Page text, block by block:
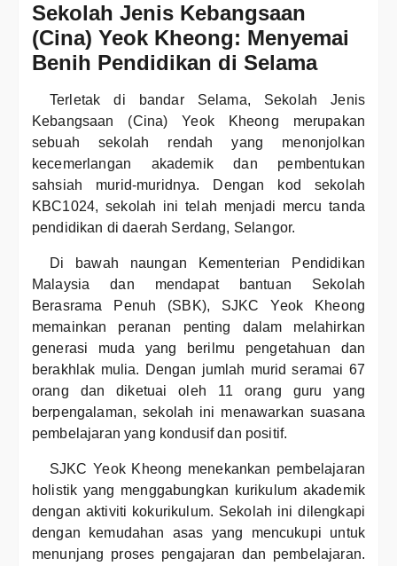
Sekolah Jenis Kebangsaan
(Cina) Yeok Kheong: Menyemai
Benih Pendidikan di Selama
Terletak di bandar Selama, Sekolah Jenis
Kebangsaan (Cina) Yeok Kheong merupakan
sebuah sekolah rendah yang menonjolkan
kecemerlangan akademik dan pembentukan
sahsiah murid-muridnya. Dengan kod sekolah
KBC1024, sekolah ini telah menjadi mercu tanda
pendidikan di daerah Serdang, Selangor.
Di bawah naungan Kementerian Pendidikan
Malaysia dan mendapat bantuan Sekolah
Berasrama Penuh (SBK), SJKC Yeok Kheong
memainkan peranan penting dalam melahirkan
generasi muda yang berilmu pengetahuan dan
berakhlak mulia. Dengan jumlah murid seramai 67
orang dan diketuai oleh 11 orang guru yang
berpengalaman, sekolah ini menawarkan suasana
pembelajaran yang kondusif dan positif.
SJKC Yeok Kheong menekankan pembelajaran
holistik yang menggabungkan kurikulum akademik
dengan aktiviti kokurikulum. Sekolah ini dilengkapi
dengan kemudahan asas yang mencukupi untuk
menunjang proses pengajaran dan pembelajaran.